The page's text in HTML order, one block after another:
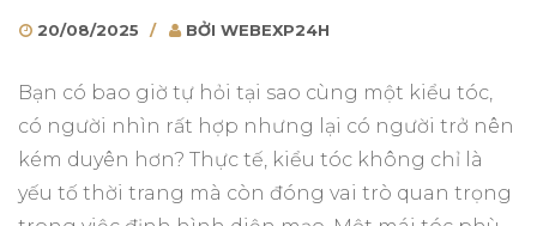
POSTED
20/08/2025 BỞI AUTHOR
WEBEXP24H
Bạn có bao giờ tự hỏi tại sao cùng một kiểu tóc,
có người nhìn rất hợp nhưng lại có người trở nên
kém duyên hơn? Thực tế, kiểu tóc không chỉ là
yếu tố thời trang mà còn đóng vai trò quan trọng